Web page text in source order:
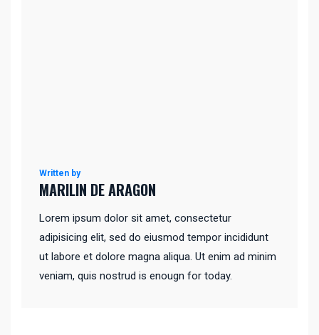
Written by
MARILIN DE ARAGON
Lorem ipsum dolor sit amet, consectetur
adipisicing elit, sed do eiusmod tempor incididunt
ut labore et dolore magna aliqua. Ut enim ad minim
veniam, quis nostrud is enougn for today.